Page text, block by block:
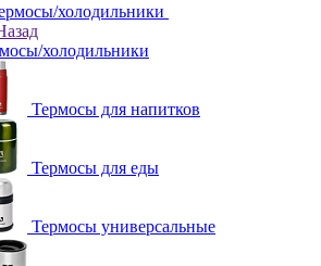
холодильники
холодильники
Термосы для напитков
Термосы для еды
Термосы универсальные